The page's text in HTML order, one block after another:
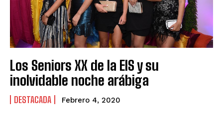
Los Seniors XX de la EIS y su
inolvidable noche arábiga
DESTACADA Febrero 4, 2020